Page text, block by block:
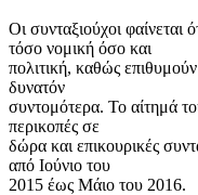
Οι συνταξιούχοι φαίνεται
τόσο νομική όσο και
πολιτική, καθώς
δυνατόν
συντομότερα. Το αίτημά
περικοπές σε
δώρα και επικουρικές
από Ιούνιο του
2015 έως Μάιο του 2016.